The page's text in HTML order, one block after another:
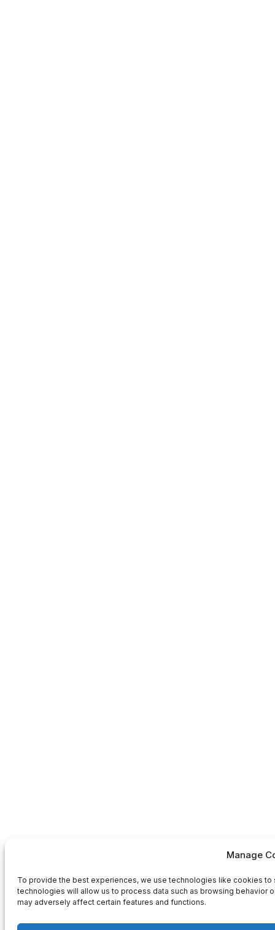
Manage
To provide the best experiences, we use technologies like cookies
technologies will allow us to process data such as browsing behavior
may adversely affect certain features and functions.